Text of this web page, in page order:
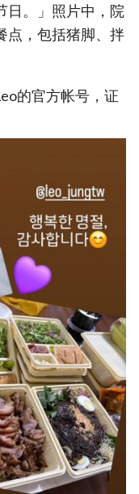
日。」照片中，院
点，包括猪脚、拌
的官方帐号，证